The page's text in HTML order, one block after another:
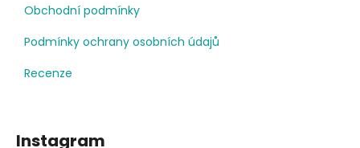
Obchodní podmínky
Podmínky ochrany osobních údajů
Recenze
Instagram